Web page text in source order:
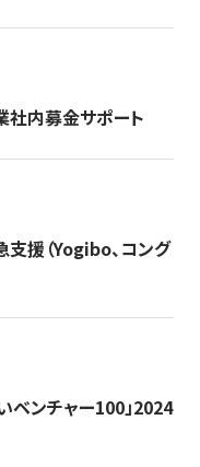
内募金サポート
援（Yogibo、コング
ベンチャー100」2024